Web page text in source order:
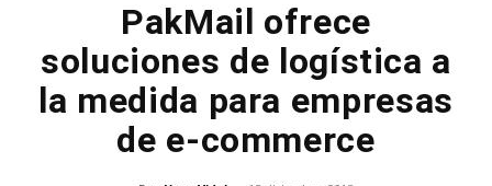
PakMail ofrece
soluciones de logística a
la medida para empresas
de e-commerce